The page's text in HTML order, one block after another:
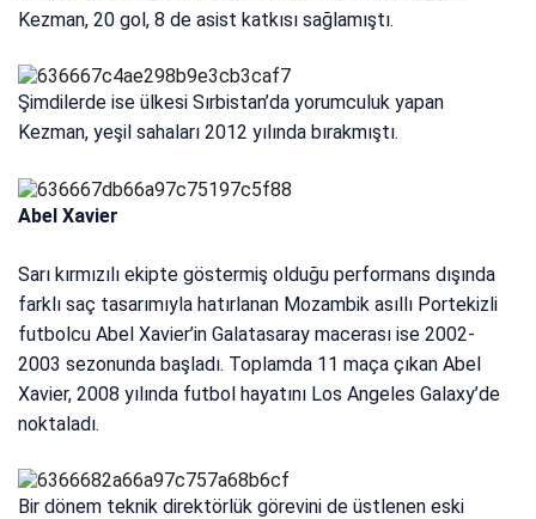
Kezman, 20 gol, 8 de asist katkısı sağlamıştı.
Şimdilerde ise ülkesi Sırbistan’da yorumculuk yapan
Kezman, yeşil sahaları 2012 yılında bırakmıştı.
Abel Xavier
Sarı kırmızılı ekipte göstermiş olduğu performans dışında
farklı saç tasarımıyla hatırlanan Mozambik asıllı Portekizli
futbolcu Abel Xavier’in Galatasaray macerası ise 2002-
2003 sezonunda başladı. Toplamda 11 maça çıkan Abel
Xavier, 2008 yılında futbol hayatını Los Angeles Galaxy’de
noktaladı.
Bir dönem teknik direktörlük görevini de üstlenen eski